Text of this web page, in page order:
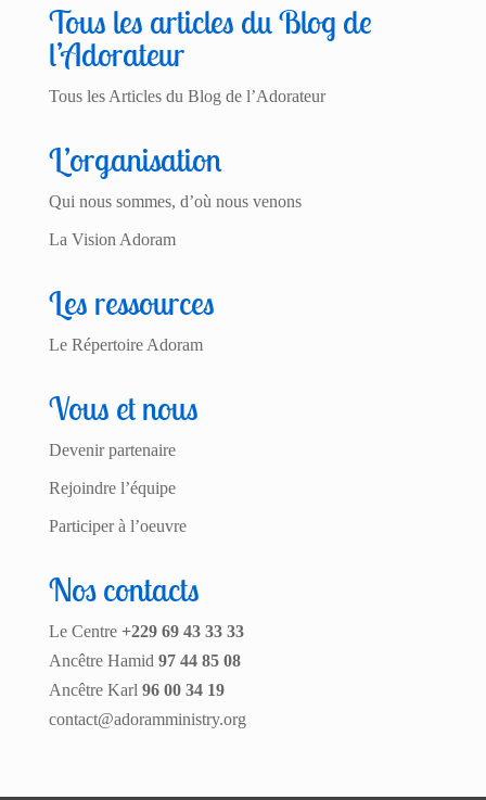
Tous les articles du Blog de
l’Adorateur
Tous les Articles du Blog de l’Adorateur
L’organisation
Qui nous sommes, d’où nous venons
La Vision Adoram
Les ressources
Le Répertoire Adoram
Vous et nous
Devenir partenaire
Rejoindre l’équipe
Participer à l’oeuvre
Nos contacts
Le Centre +229 69 43 33 33
Ancêtre Hamid 97 44 85 08
Ancêtre Karl 96 00 34 19
contact@adoramministry.org